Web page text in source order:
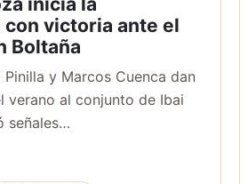
victoria ante el
Boltaña
y Marcos Cuenca dan
verano al conjunto de Ibai
señales…